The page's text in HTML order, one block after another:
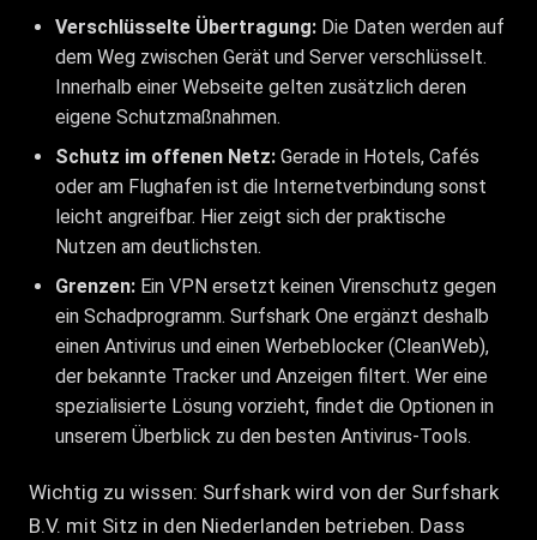
Verschlüsselte Übertragung: Die Daten werden auf
dem Weg zwischen Gerät und Server verschlüsselt.
Innerhalb einer Webseite gelten zusätzlich deren
eigene Schutzmaßnahmen.
Schutz im offenen Netz: Gerade in Hotels, Cafés
oder am Flughafen ist die Internetverbindung sonst
leicht angreifbar. Hier zeigt sich der praktische
Nutzen am deutlichsten.
Grenzen: Ein VPN ersetzt keinen Virenschutz gegen
ein Schadprogramm. Surfshark One ergänzt deshalb
einen Antivirus und einen Werbeblocker (CleanWeb),
der bekannte Tracker und Anzeigen filtert. Wer eine
spezialisierte Lösung vorzieht, findet die Optionen in
unserem Überblick zu den besten Antivirus-Tools.
Wichtig zu wissen: Surfshark wird von der Surfshark
B.V. mit Sitz in den Niederlanden betrieben. Dass